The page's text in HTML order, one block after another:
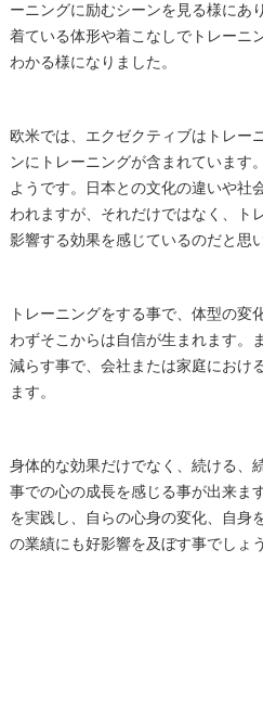
ーニングに励むシーンを見る様にあ
着ている体形や着こなしでトレーニ
わかる様になりました。
欧米では、エクゼクティブはトレー
ンにトレーニングが含まれています
ようです。日本との文化の違いや社
われますが、それだけではなく、ト
影響する効果を感じているのだと思
トレーニングをする事で、体型の変
わずそこからは自信が生まれます。
減らす事で、会社または家庭におけ
ます。
身体的な効果だけでなく、続ける、
事での心の成長を感じる事が出来ま
を実践し、自らの心身の変化、自身
の業績にも好影響を及ぼす事でしょう